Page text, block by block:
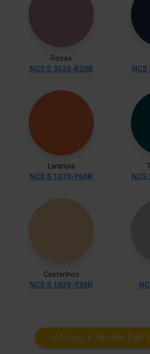
Rosas
NCS S 3020-R20B NCS
Laranjas
NCS S 1070-Y60R NCS
Castanhos
NCS S 1020-Y30R
VOLTAR À PÁGINA DAS